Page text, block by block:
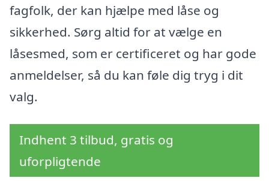
fagfolk, der kan hjælpe med låse og
sikkerhed. Sørg altid for at vælge en
låsesmed, som er certificeret og har gode
anmeldelser, så du kan føle dig tryg i dit
valg.
Indhent 3 tilbud, gratis og
uforpligtende